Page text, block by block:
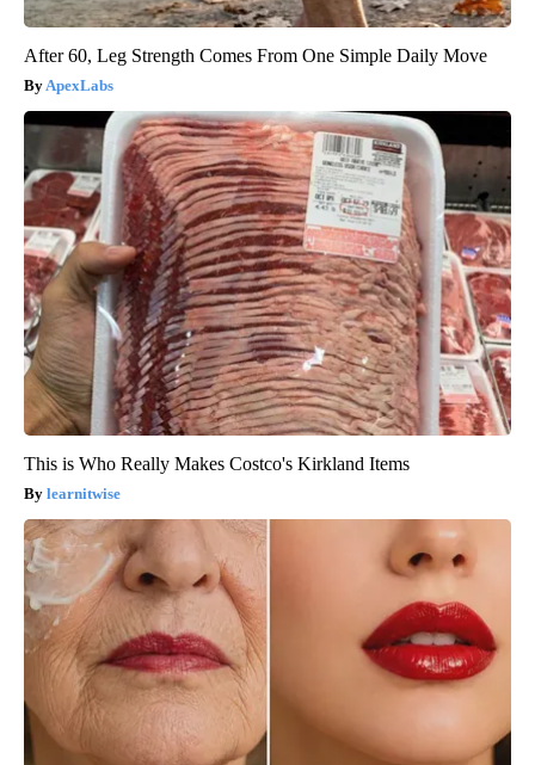
After 60, Leg Strength Comes From One Simple Daily Move
ApexLabs
This is Who Really Makes Costco's Kirkland Items
learnitwise